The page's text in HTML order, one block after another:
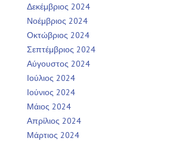
Δεκέμβριος 2024
Νοέμβριος 2024
Οκτώβριος 2024
Σεπτέμβριος 2024
Αύγουστος 2024
Ιούλιος 2024
Ιούνιος 2024
Μάιος 2024
Απρίλιος 2024
Μάρτιος 2024